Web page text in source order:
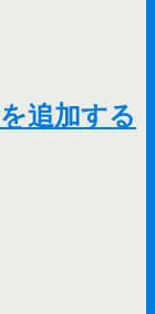
追加する